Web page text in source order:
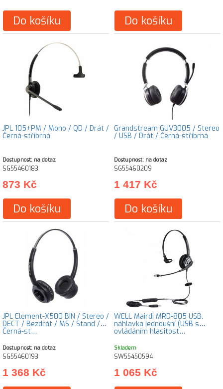
Do košíku Do košíku
JPL 105+PM / Mono / QD / Drát /
Černá-stříbrná
Dostupnost: na dotaz
SG55460183
873 Kč
Do košíku
Grandstream GUV3005 / Stereo
/ USB / Drát / Černá-stříbrná
Dostupnost: na dotaz
SG55460209
1 417 Kč
Do košíku
JPL Element-X500 BIN / Stereo /
DECT / Bezdrát / MS / Stand /
Černá-st…
Dostupnost: na dotaz
SG55460193
1 368 Kč
WELL Mairdi MRD-805 USB,
náhlavka jednoušní (USB s
ovládáním hlasitost…
Skladem
SW55450594
1 065 Kč